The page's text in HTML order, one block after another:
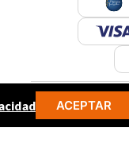
ACEPTAR
Sitio seguro: